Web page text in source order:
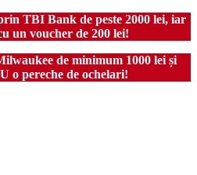
TBI Bank de peste 2000 lei, iar
un voucher de 200 lei!
de minimum 1000 lei și
o pereche de ochelari!